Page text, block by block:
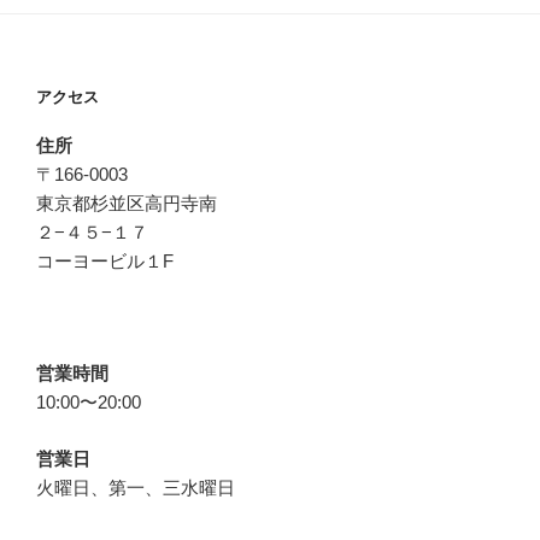
アクセス
住所
〒166-0003
東京都杉並区高円寺南
２−４５−１７
コーヨービル１F
営業時間
10:00〜20:00
営業日
火曜日、第一、三水曜日